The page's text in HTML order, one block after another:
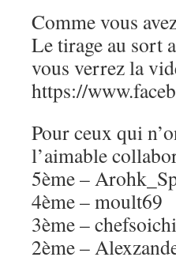
Comme vous
Le tirage au sort
vous verrez la
https://
Pour ceux qui
l’aimable
5ème –
4ème – moult69
3ème –
2ème –